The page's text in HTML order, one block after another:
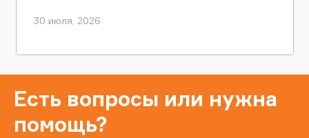
30 июля, 2026
Есть вопросы или нужна
помощь?